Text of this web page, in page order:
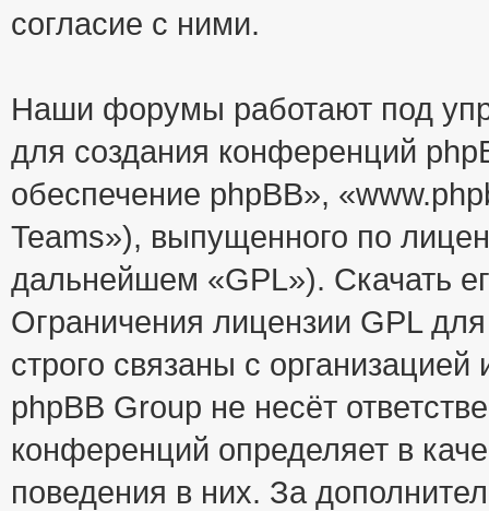
согласие с ними.
Наши форумы работают под
для создания конференций
обеспечение phpBB»,
Teams»), выпущенного по
дальнейшем «GPL»). Скачать
Ограничения лицензии GPL
строго связаны с
phpBB Group не несёт
конференций определяет в
поведения в них. За